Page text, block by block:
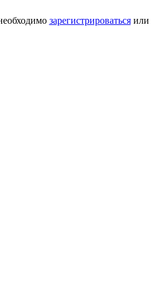
зарегистрироватьсяили